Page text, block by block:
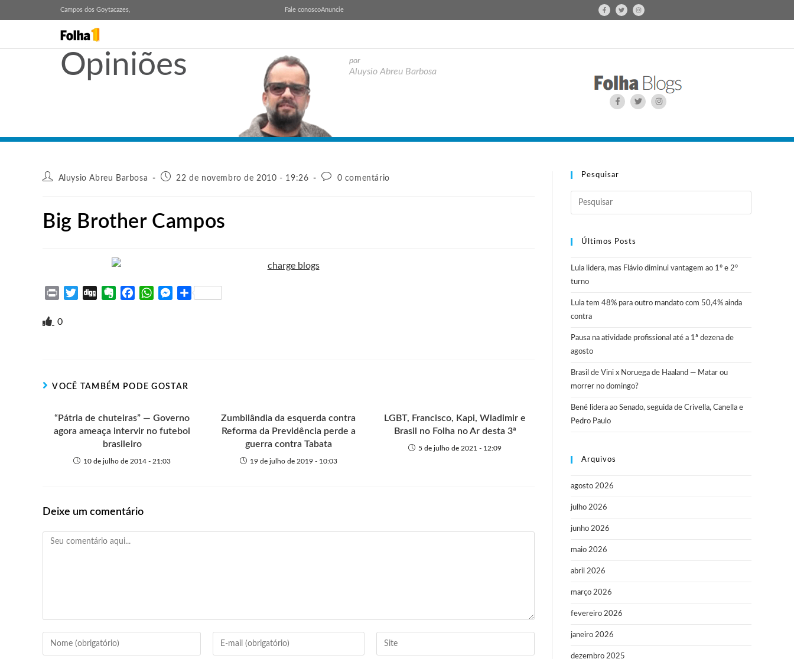
Campos dos Goytacazes, Fale conoscoAnuncie
Opiniões por
Aluysio Abreu Barbosa
Aluysio Abreu Barbosa 22 de novembro de 2010 - 19:26 0 comentário
Big Brother Campos
i
e
k
W
p
M
e
S
0
VOCÊ TAMBÉM PODE GOSTAR
“Pátria de chuteiras” — Governo
agora ameaça intervir no futebol
brasileiro
10 de julho de 2014 - 21:03
Zumbilândia da esquerda contra
Reforma da Previdência perde a
guerra contra Tabata
19 de julho de 2019 - 10:03
LGBT, Francisco, Kapi, Wladimir e
Brasil no Folha no Ar desta 3ª
5 de julho de 2021 - 12:09
Deixe um comentário
Pesquisar
Últimos Posts
Lula lidera, mas Flávio diminui vantagem ao 1º e 2º
turno
Lula tem 48% para outro mandato com 50,4% ainda
contra
Pausa na atividade profissional até a 1ª dezena de
agosto
Brasil de Vini x Noruega de Haaland — Matar ou
morrer no domingo?
Bené lidera ao Senado, seguida de Crivella, Canella e
Pedro Paulo
Arquivos
agosto 2026
julho 2026
junho 2026
maio 2026
abril 2026
março 2026
fevereiro 2026
janeiro 2026
dezembro 2025